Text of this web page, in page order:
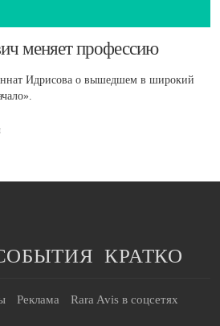
меняет профессию
Идрисова о вышедшем в широкий
КРАТКО
Реклама Rara Avis в соцсетях